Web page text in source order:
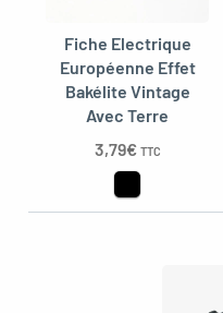
Fiche Electrique
Européenne Effet
Bakélite Vintage
Avec Terre
3,79€ TTC